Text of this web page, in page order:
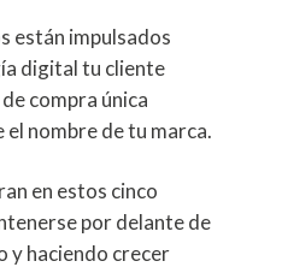
están impulsados
digital tu cliente
compra única
nombre de tu marca.
en estos cinco
por delante de
y haciendo crecer